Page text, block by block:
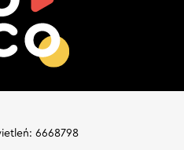
6668798